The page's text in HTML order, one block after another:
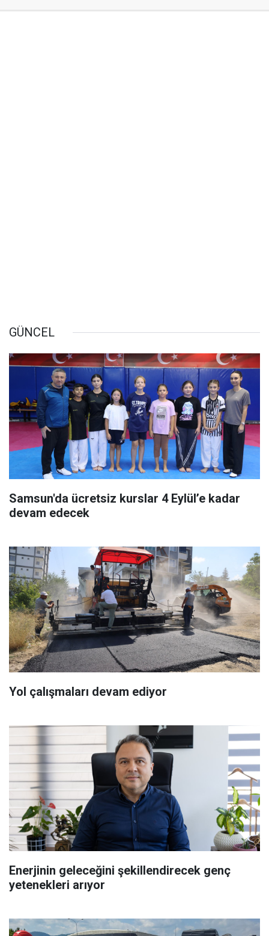
GÜNCEL
Samsun'da ücretsiz kurslar 4 Eylül’e kadar
devam edecek
Yol çalışmaları devam ediyor
Enerjinin geleceğini şekillendirecek genç
yetenekleri arıyor